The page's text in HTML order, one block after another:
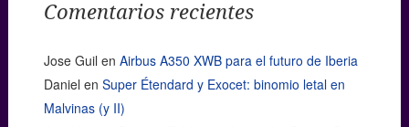
Comentarios recientes
Jose Guil en Airbus A350 XWB para el futuro de Iberia
Daniel en Super Étendard y Exocet: binomio letal en
Malvinas (y II)